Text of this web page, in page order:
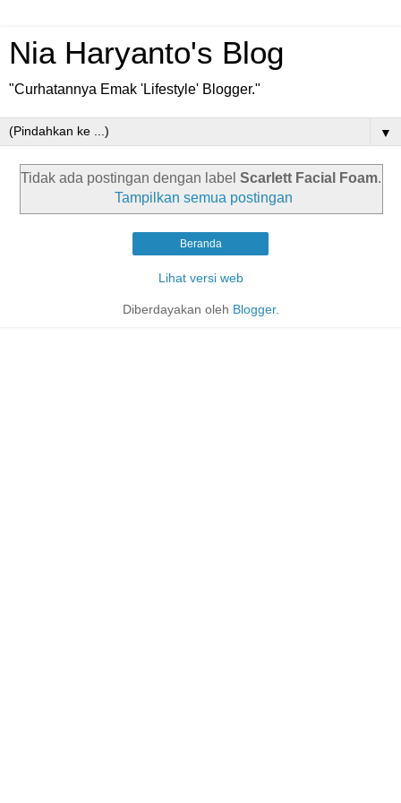
Nia Haryanto's Blog
"Curhatannya Emak 'Lifestyle' Blogger."
▼
Tidak ada postingan dengan label Scarlett Facial Foam.
Tampilkan semua postingan
Beranda
Lihat versi web
Diberdayakan oleh Blogger.